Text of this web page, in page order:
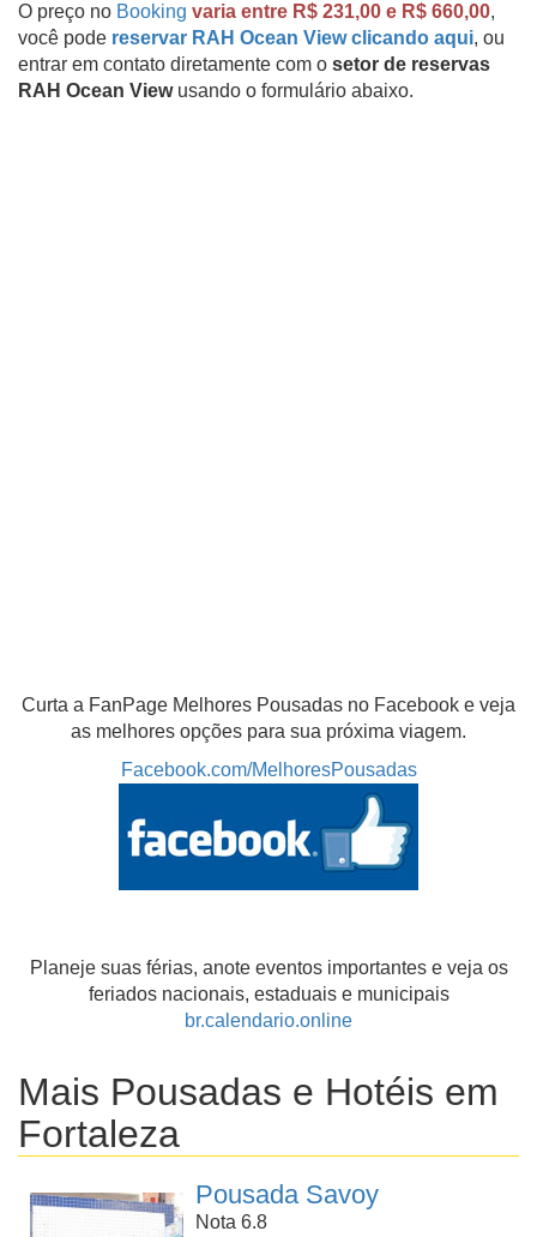
O preço no Booking varia entre R$ 231,00 e R$ 660,00,
você pode reservar RAH Ocean View clicando aqui, ou
entrar em contato diretamente com o setor de reservas
RAH Ocean Viewusando o formulário abaixo.
Curta a FanPage Melhores Pousadas no Facebook e veja
as melhores opções para sua próxima viagem.
Facebook.com/MelhoresPousadas
Planeje suas férias, anote eventos importantes e veja os
feriados nacionais, estaduais e municipais
br.calendario.online
Mais Pousadas e Hotéis em
Fortaleza
Pousada Savoy
Nota 6.8